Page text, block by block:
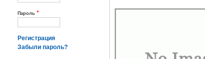
Пароль *
Регистрация
Забыли пароль?